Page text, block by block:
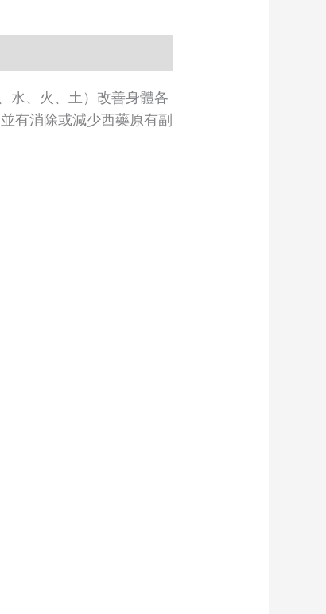
水、火、土）改善身體各
有消除或減少西藥原有副